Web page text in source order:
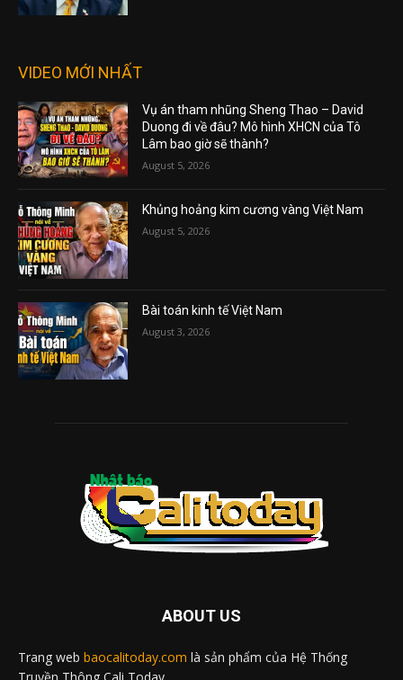
VIDEO MỚI NHẤT
Vụ án tham nhũng Sheng Thao – David
Duong đi về đâu? Mô hình XHCN của Tô
Lâm bao giờ sẽ thành?
August 5, 2026
Khủng hoảng kim cương vàng Việt Nam
August 5, 2026
Bài toán kinh tế Việt Nam
August 3, 2026
ABOUT US
Trang web baocalitoday.com là sản phẩm của Hệ Thống